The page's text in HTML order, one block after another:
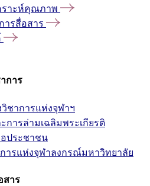
ราะห์คุณภาพ
ารสื่อสาร
การ
ชาการแห่งจุฬาฯ
การล่ามเฉลิมพระเกียรติ
ประชาชน
ารแห่งจุฬาลงกรณ์มหาวิทยาลัย
สาร